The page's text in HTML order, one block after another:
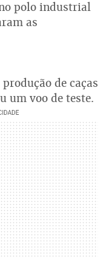
polo industrial
as
de caças
um voo de teste.